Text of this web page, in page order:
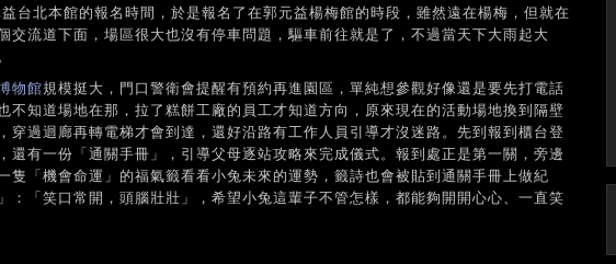
台北本館的報名時間，於是報名了在郭元益楊梅館的時段，雖然遠在楊梅，但就在
交流道下面，場區很大也沒有停車問題，驅車前往就是了，不過當天下大雨起大
物館規模挺大，門口警衛會提醒有預約再進園區，單純想參觀好像還是要先打電話
不知道場地在那，拉了糕餅工廠的員工才知道方向，原來現在的活動場地換到隔壁
穿過迴廊再轉電梯才會到達，還好沿路有工作人員引導才沒迷路。先到報到櫃台登
還有一份「通關手冊」，引導父母逐站攻略來完成儀式。報到處正是第一關，旁邊
隻「機會命運」的福氣籤看看小兔未來的運勢，籤詩也會被貼到通關手冊上做紀
：「笑口常開，頭腦壯壯」，希望小兔這輩子不管怎樣，都能夠開開心心、一直笑